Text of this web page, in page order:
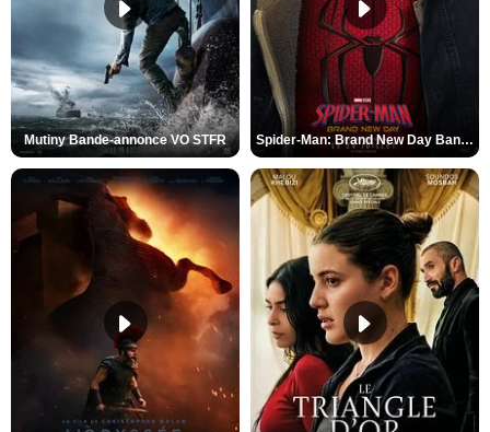
Mutiny Bande-annonce VO STFR Spider-Man: Brand New Day Bande-annonce VO STFR